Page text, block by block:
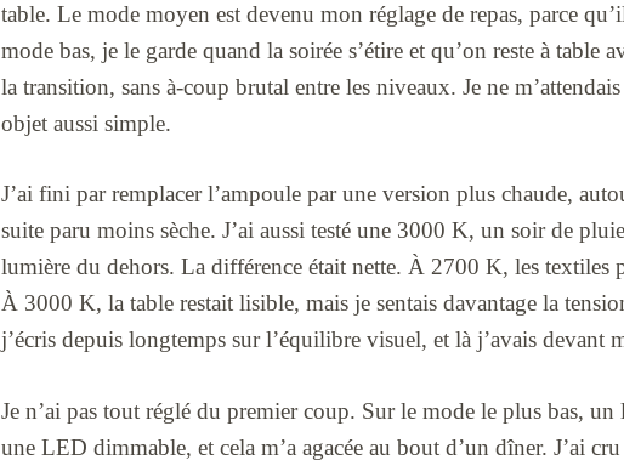
table. Le mode moyen est devenu mon réglage de repas, parce
mode bas, je le garde quand la soirée s’étire et qu’on reste à table
la transition, sans à-coup brutal entre les niveaux. Je ne
objet aussi simple.
J’ai fini par remplacer l’ampoule par une version plus chaude,
suite paru moins sèche. J’ai aussi testé une 3000 K, un soir de
lumière du dehors. La différence était nette. À 2700 K, les textiles
À 3000 K, la table restait lisible, mais je sentais davantage la
j’écris depuis longtemps sur l’équilibre visuel, et là j’avais devant
Je n’ai pas tout réglé du premier coup. Sur le mode le plus bas,
une LED dimmable, et cela m’a agacée au bout d’un dîner. J’ai